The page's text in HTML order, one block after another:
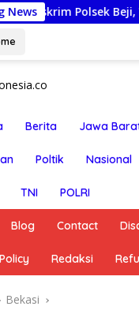
NewsWujud Komitmen
Berita Jawa
Poltik Nasional
TNI POLRI
Blog Contact
Redaksi
Bekasi